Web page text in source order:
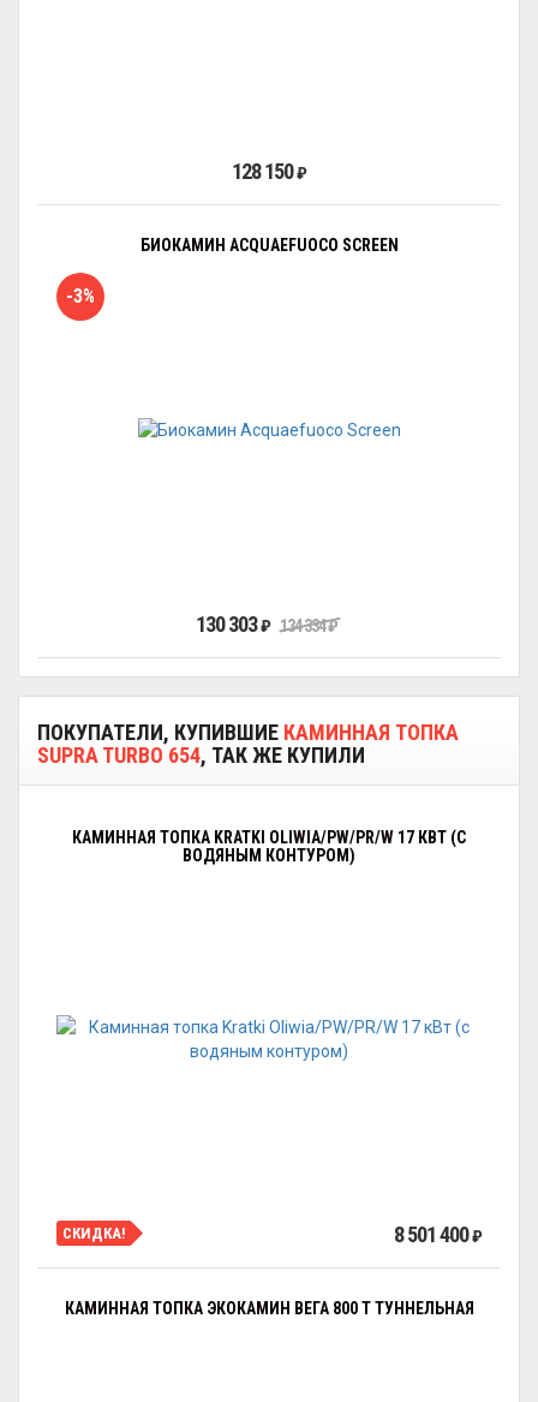
128 150₽
БИОКАМИН ACQUAEFUOCO SCREEN
-3%
130 303₽ 134 334₽
ПОКУПАТЕЛИ, КУПИВШИЕ КАМИННАЯ ТОПКА
SUPRA TURBO 654, ТАК ЖЕ КУПИЛИ
КАМИННАЯ ТОПКА KRATKI OLIWIA/PW/PR/W 17 КВТ (С
ВОДЯНЫМ КОНТУРОМ)
СКИДКА! 8 501 400₽
КАМИННАЯ ТОПКА ЭКОКАМИН ВЕГА 800 T ТУННЕЛЬНАЯ